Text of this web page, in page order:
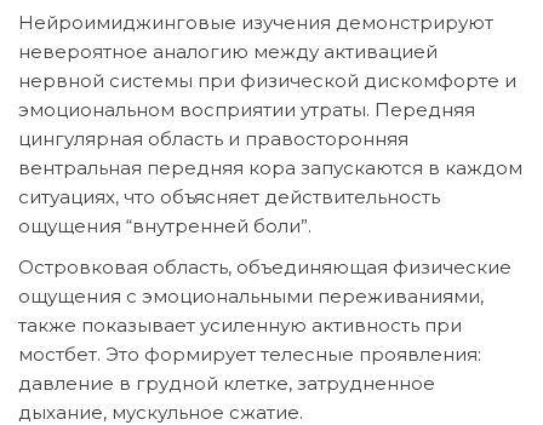
Нейроимиджинговые изучения демонстрируют
невероятное аналогию между активацией
нервной системы при физической дискомфорте и
эмоциональном восприятии утраты. Передняя
цингулярная область и правосторонняя
вентральная передняя кора запускаются в каждом
ситуациях, что объясняет действительность
ощущения “внутренней боли”.
Островковая область, объединяющая физические
ощущения с эмоциональными переживаниями,
также показывает усиленную активность при
мостбет. Это формирует телесные проявления:
давление в грудной клетке, затрудненное
дыхание, мускульное сжатие.